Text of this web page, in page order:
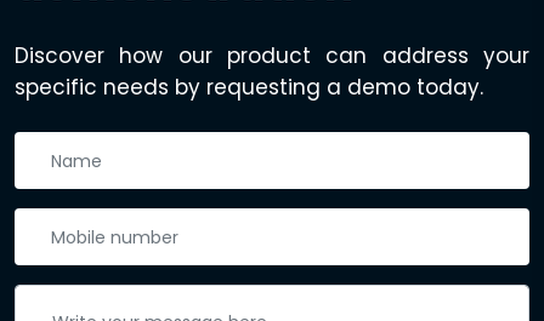
Discover how our product can address your
specific needs by requesting a demo today.